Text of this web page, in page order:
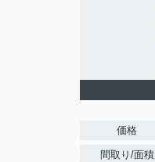
価格
間取り/面積